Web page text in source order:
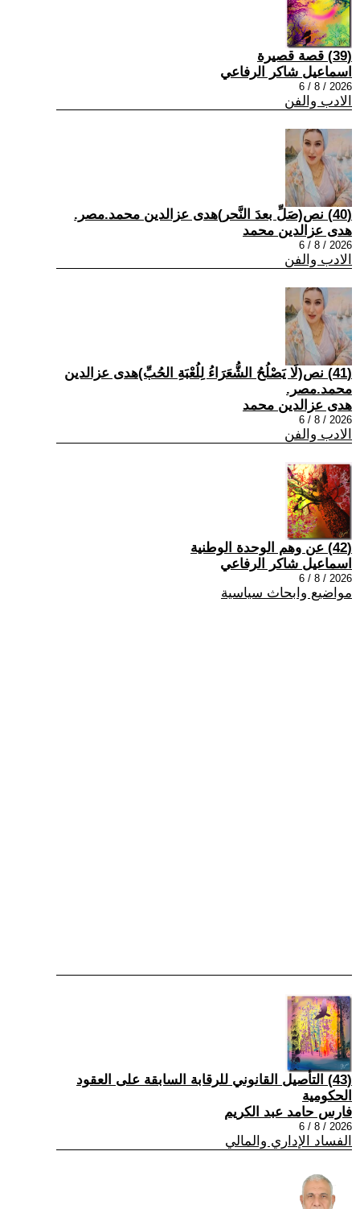
(39) قصة قصيرة
اسماعيل شاكر الرفاعي
2026 / 8 / 6
الادب والفن
(40) نص(صَلِّ بعدَ النَّحر)هدى عزالدين محمد.مصر.
هدى عزالدين محمد
2026 / 8 / 6
الادب والفن
(41) نص(لَا يَصْلُحُ الشُّعَرَاءُ لِلُعْبَةِ الحُبِّ)هدى عزالدين
محمد.مصر.
هدى عزالدين محمد
2026 / 8 / 6
الادب والفن
(42) عن وهم الوحدة الوطنية
اسماعيل شاكر الرفاعي
2026 / 8 / 6
مواضيع وابحاث سياسية
(43) التأصيل القانوني للرقابة السابقة على العقود
الحكومية
فارس حامد عبد الكريم
2026 / 8 / 6
الفساد الإداري والمالي